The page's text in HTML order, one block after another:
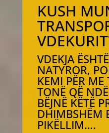
KUSH
VDEKJA
NATYROR,
KEMI PËR ME
TONË QË
BËJNË KËTË
DHIMBSHËM
PIKËLLIM….